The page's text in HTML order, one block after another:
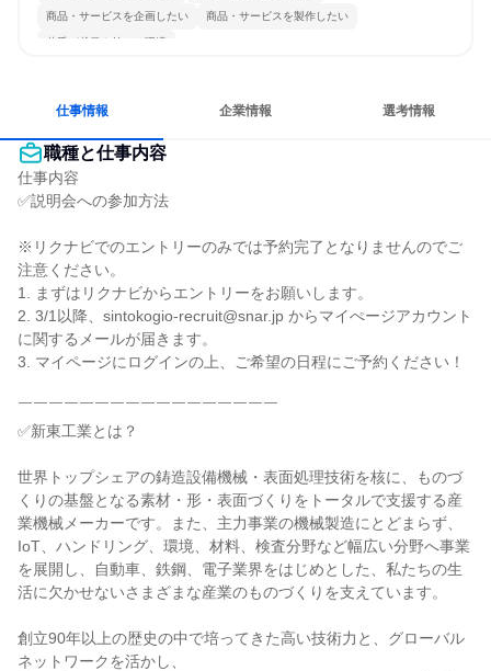
商品・サービスを企画したい 商品・サービスを製作したい
若手が裁量を持てる環境
仕事情報 企業情報 選考情報
職種と仕事内容
仕事内容
✅説明会への参加方法
※リクナビでのエントリーのみでは予約完了となりませんのでご
注意ください。
1. まずはリクナビからエントリーをお願いします。
2. 3/1以降、sintokogio-recruit@snar.jp からマイぺージアカウント
に関するメールが届きます。
3. マイページにログインの上、ご希望の日程にご予約ください！
￣￣￣￣￣￣￣￣￣￣￣￣￣￣￣￣￣
✅新東工業とは？
世界トップシェアの鋳造設備機械・表面処理技術を核に、ものづ
くりの基盤となる素材・形・表面づくりをトータルで支援する産
業機械メーカーです。また、主力事業の機械製造にとどまらず、
IoT、ハンドリング、環境、材料、検査分野など幅広い分野へ事業
を展開し、自動車、鉄鋼、電子業界をはじめとした、私たちの生
活に欠かせないさまざまな産業のものづくりを支えています。
創立90年以上の歴史の中で培ってきた高い技術力と、グローバル
ネットワークを活かし、